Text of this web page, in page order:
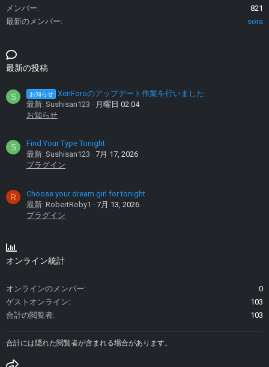
メンバー
821
最新のメンバー
sora
最新の投稿
S お知らせ XenForoのアップデート作業を行いました
最新: Sushisan123
月曜日 02:04
お知らせ
S
Find Your Type Tonight
最新: Sushisan123
7月 17, 2026
プラグイン
R
Choose your dream girl for tonight
最新: RobertRoby1
7月 13, 2026
プラグイン
オンライン統計
オンラインのメンバー
0
ゲストオンライン
103
合計の閲覧者
103
合計には隠れた閲覧者が含まれる場合があります。